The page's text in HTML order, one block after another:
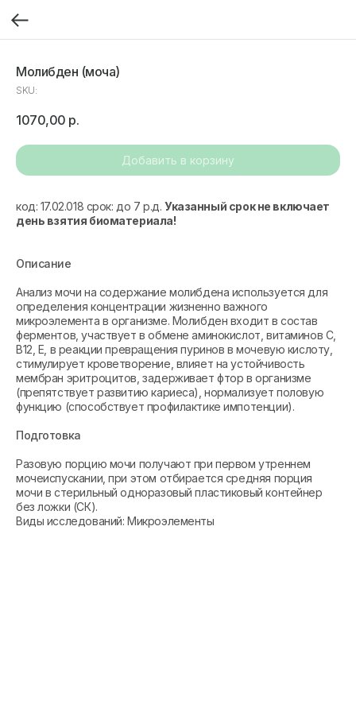
Молибден (моча)
SKU:
1070,00 р.
Добавить в корзину
код: 17.02.018 срок: до 7 р.д. Указанный срок не включает
день взятия биоматериала!
Описание
Анализ мочи на содержание молибдена используется для
определения концентрации жизненно важного
микроэлемента в организме. Молибден входит в состав
ферментов, участвует в обмене аминокислот, витаминов С,
В12, Е, в реакции превращения пуринов в мочевую кислоту,
стимулирует кроветворение, влияет на устойчивость
мембран эритроцитов, задерживает фтор в организме
(препятствует развитию кариеса), нормализует половую
функцию (способствует профилактике импотенции).
Подготовка
Разовую порцию мочи получают при первом утреннем
мочеиспускании, при этом отбирается средняя порция
мочи в стерильный одноразовый пластиковый контейнер
без ложки (СК).
Виды исследований: Микроэлементы